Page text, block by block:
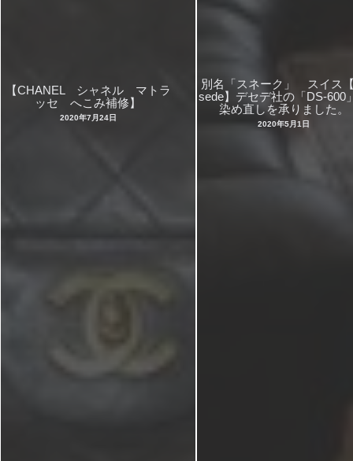
【CHANEL シャネル マトラ
ッセ へこみ補修】
2020年7月24日
別名「スネーク」 スイス
sede】デセデ社の「DS-600
染め直しを承りました。
2020年5月1日